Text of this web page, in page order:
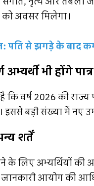
को अवसर मिलेगा।
पति से झगड़े के बाद
अभ्यर्थी भी होंगे पात्र
वर्ष 2026 की राज्य
इससे बड़ी संख्या में नए
शर्तें
के लिए अभ्यर्थियों
जानकारी आयोग की